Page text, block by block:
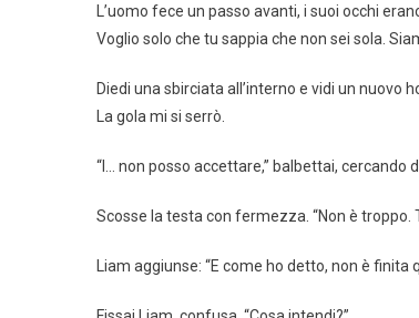
L’uomo fece un passo avanti, i suoi occhi
Voglio solo che tu sappia che non sei sola.
Diedi una sbirciata all’interno e vidi un nuovo
La gola mi si serrò.
“I… non posso accettare,” balbettai, cercando
Scosse la testa con fermezza. “Non è
Liam aggiunse: “E come ho detto, non è finita